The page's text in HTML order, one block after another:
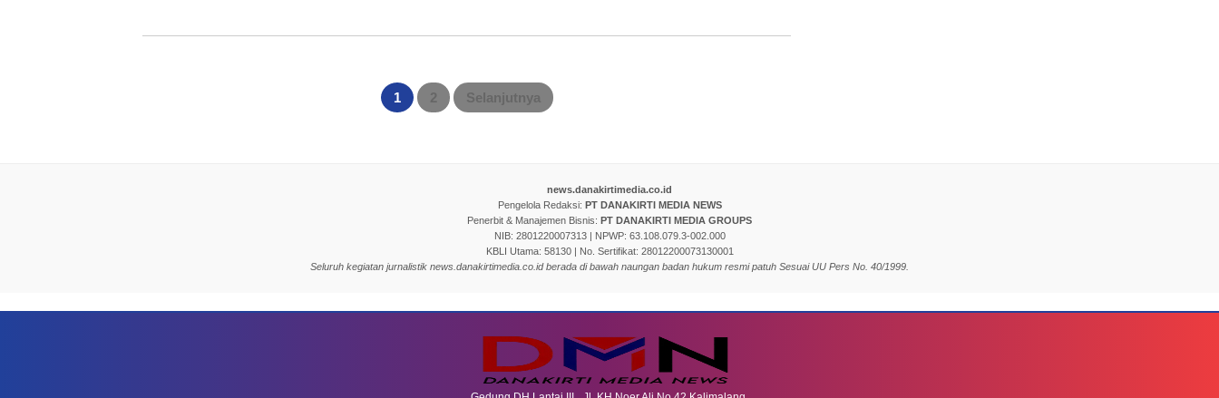
1 2 Selanjutnya
news.danakirtimedia.co.id
Pengelola Redaksi: PT DANAKIRTI MEDIA NEWS
Penerbit & Manajemen Bisnis: PT DANAKIRTI MEDIA GROUPS
NIB: 2801220007313 | NPWP: 63.108.079.3-002.000
KBLI Utama: 58130 | No. Sertifikat: 28012200073130001
Seluruh kegiatan jurnalistik news.danakirtimedia.co.id berada di bawah naungan badan hukum resmi patuh Sesuai UU Pers No. 40/1999.